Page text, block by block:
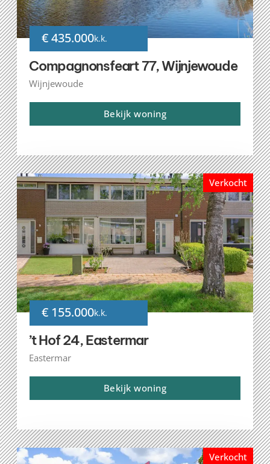
€ 435.000k.k.
Compagnonsfeart 77, Wijnjewoude
Wijnjewoude
Bekijk woning
Verkocht
€ 155.000k.k.
’t Hof 24, Eastermar
Eastermar
Bekijk woning
Verkocht